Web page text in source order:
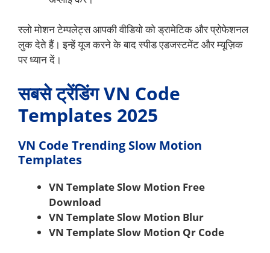
स्लो मोशन टेम्पलेट्स आपकी वीडियो को ड्रामेटिक और प्रोफेशनल
लुक देते हैं। इन्हें यूज करने के बाद स्पीड एडजस्टमेंट और म्यूज़िक
पर ध्यान दें।
सबसे ट्रेंडिंग VN Code
Templates 2025
VN Code Trending Slow Motion
Templates
VN Template Slow Motion Free
Download
VN Template Slow Motion Blur
VN Template Slow Motion Qr Code